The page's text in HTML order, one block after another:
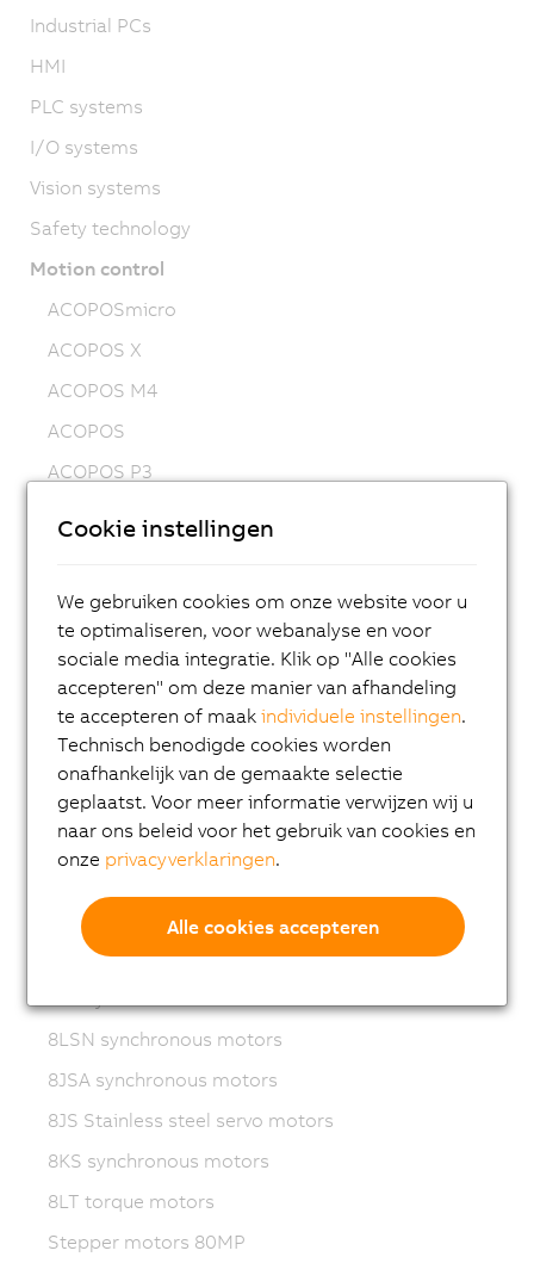
Industrial PCs
HMI
PLC systems
I/O systems
Vision systems
Safety technology
Motion control
ACOPOSmicro
ACOPOS X
ACOPOS M4
ACOPOS
ACOPOS P3
ACOPOSmotor
Variable frequency drives (VFD)
8LS-4 synchronous motors
8MS-4 synchronous motors
ACOPOSmotor Compact
8WSA servo motors
8WSB gear motors
8LVA synchronous motors
8LVB gear motors
8LWA synchronous motors
8LSN synchronous motors
8JSA synchronous motors
8JS Stainless steel servo motors
8KS synchronous motors
8LT torque motors
Stepper motors 80MP
Cookie instellingen
We gebruiken cookies om onze website voor u
te optimaliseren, voor webanalyse en voor
sociale media integratie. Klik op "Alle cookies
accepteren" om deze manier van afhandeling
te accepteren of maakindividuele instellingen.
Technisch benodigde cookies worden
onafhankelijk van de gemaakte selectie
geplaatst. Voor meer informatie verwijzen wij u
naar ons beleid voor het gebruik van cookies en
onze privacyverklaringen.
Alle cookies accepteren